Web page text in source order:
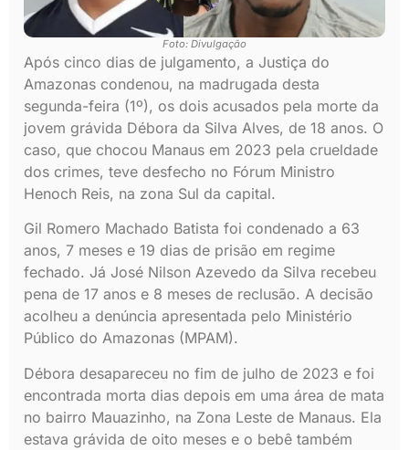
Foto: Divulgação
Após cinco dias de julgamento, a Justiça do
Amazonas condenou, na madrugada desta
segunda-feira (1º), os dois acusados pela morte da
jovem grávida Débora da Silva Alves, de 18 anos. O
caso, que chocou Manaus em 2023 pela crueldade
dos crimes, teve desfecho no Fórum Ministro
Henoch Reis, na zona Sul da capital.
Gil Romero Machado Batista foi condenado a 63
anos, 7 meses e 19 dias de prisão em regime
fechado. Já José Nilson Azevedo da Silva recebeu
pena de 17 anos e 8 meses de reclusão. A decisão
acolheu a denúncia apresentada pelo Ministério
Público do Amazonas (MPAM).
Débora desapareceu no fim de julho de 2023 e foi
encontrada morta dias depois em uma área de mata
no bairro Mauazinho, na Zona Leste de Manaus. Ela
estava grávida de oito meses e o bebê também